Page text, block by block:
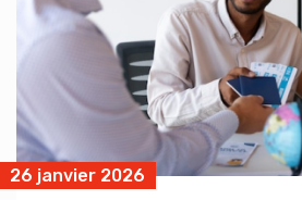
26 janvier 2026